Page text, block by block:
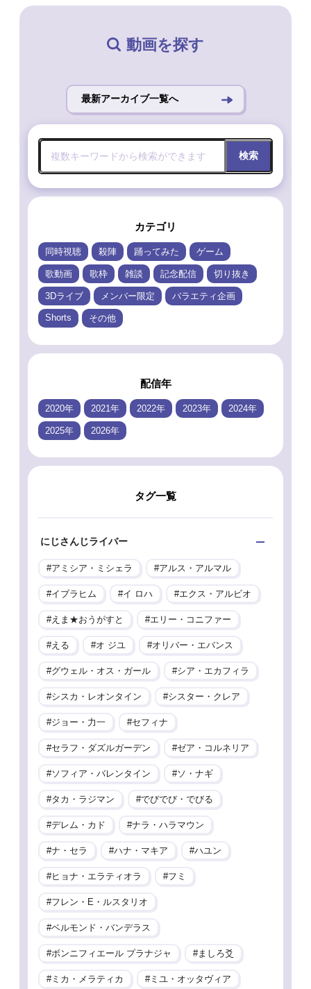
動画を探す
最新アーカイブ一覧へ
検索
カテゴリ
同時視聴 殺陣 踊ってみた ゲーム
歌動画 歌枠 雑談 記念配信 切り抜き
3Dライブ メンバー限定 バラエティ企画
Shorts その他
配信年
2020年 2021年 2022年 2023年 2024年
2025年 2026年
タグ一覧
にじさんじライバー
アミシア・ミシェラ アルス・アルマル
イブラヒム イ ロハ エクス・アルビオ
えま★おうがすと エリー・コニファー
える オ ジユ オリバー・エバンス
グウェル・オス・ガール シア・エカフィラ
シスカ・レオンタイン シスター・クレア
ジョー・力一 セフィナ
セラフ・ダズルガーデン ゼア・コルネリア
ソフィア・バレンタイン ソ・ナギ
タカ・ラジマン でびでび・でびる
デレム・カド ナラ・ハラマウン
ナ・セラ ハナ・マキア ハユン
ヒョナ・エラティオラ フミ
フレン・E・ルスタリオ
ベルモンド・バンデラス
ボンニフィエール プラナジャ ましろ爻
ミカ・メラティカ ミユ・オッタヴィア